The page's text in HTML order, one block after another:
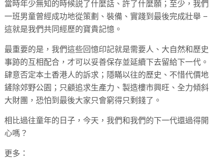
當時年少無知的時候説了什麼話、許了什麼願； 至少，我們
一班男童曾經成功地從策劃、裝備、實踐到最後完成壯舉 –
這就是我們共同經歷的寶貴記憶。
最重要的是，我們這些回憶印記就是需要人、 大自然和歷史
事跡的互相配合，才可以妥善保存並延續下去留給下一代。
肆意否定本土香港人的訴求；隱瞞以往的歷史、 不惜代價地
鏟除郊野公園；只顧追求生產力、製造樓市興旺、全力傾斜
大財團，恐怕到最後大家只會窮得只剩錢了。
相比過往童年的日子，今天，我們和我們的下一代還過得開
心嗎？
更多：